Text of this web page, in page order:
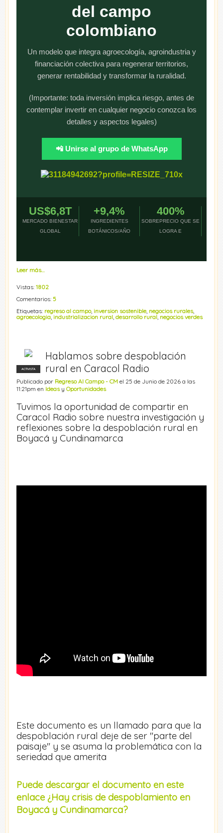
del campo
colombiano
Un modelo que integra agroecología, agroindustria y
financiación colectiva para regenerar territorios,
generar rentabilidad y transformar la ruralidad.
(Importante: toda inversión implica riesgo, antes de
contemplar invertir en cualquier negocio conozca los
detalles y aspectos legales)
📲 Unirse al grupo de WhatsApp
US$6,8T
MERCADO BIENESTAR
GLOBAL
+9,4%
INGREDIENTES
BOTÁNICOS/AÑO
400%
SOBREPRECIO QUE SE
LOGRA E
Leer más…
Vistas: 1802
Comentarios: 5
Etiquetas: regreso al campo, inversion sostenible negocios rurales,
agroecologia industrializacion rural desarrollo rural negocios verdes
ACTIVISTA
Hablamos sobre despoblación
rural en Caracol Radio
Publicado por Regreso Al Campo - CM el 25 de Junio de 2026 a las
11:21pm en Ideasy Oportunidades
Tuvimos la oportunidad de compartir en
Caracol Radio sobre nuestra investigación y
reflexiones sobre la despoblación rural en
Boyacá y Cundinamarca
Este documento es un llamado para que la
despoblación rural deje de ser "parte del
paisaje" y se asuma la problemática con la
seriedad que amerita
Puede descargar el documento en este
enlace ¿Hay crisis de despoblamiento en
Boyacá y Cundinamarca?